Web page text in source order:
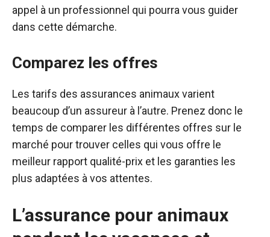
appel à un professionnel qui pourra vous guider
dans cette démarche.
Comparez les offres
Les tarifs des assurances animaux varient
beaucoup d’un assureur à l’autre. Prenez donc le
temps de comparer les différentes offres sur le
marché pour trouver celles qui vous offre le
meilleur rapport qualité-prix et les garanties les
plus adaptées à vos attentes.
L’assurance pour animaux